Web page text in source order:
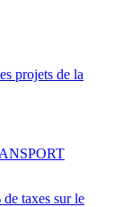
projets de la
taxes sur le